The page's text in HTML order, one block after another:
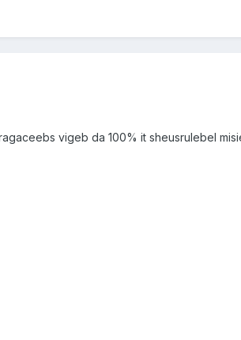
vigeb da 100% it sheusrulebel